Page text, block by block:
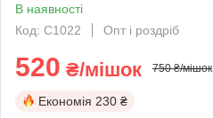
В наявності
Код: C1022
Опт і роздріб
520 ₴/мішок 750 ₴/мішок
Економія 230 ₴